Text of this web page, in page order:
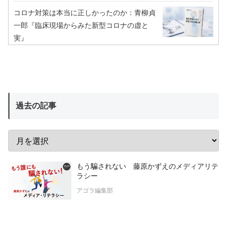
コロナ対策は本当に正しかったのか：青柳貞
一郎『臨床現場からみた新型コロナの虚と
実』
過去の記事
もう騙されない 藤原かずえのメディアリテ
ラシー
アゴラ編集部